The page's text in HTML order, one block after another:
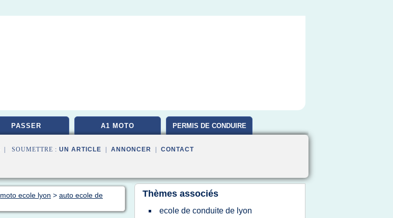
PASSER A1 MOTO PERMIS DE CONDUIRE
| SOUMETTRE : UN ARTICLE ANNONCER CONTACT
moto ecole lyon > auto ecole de
Thèmes associés
ecole de conduite de lyon